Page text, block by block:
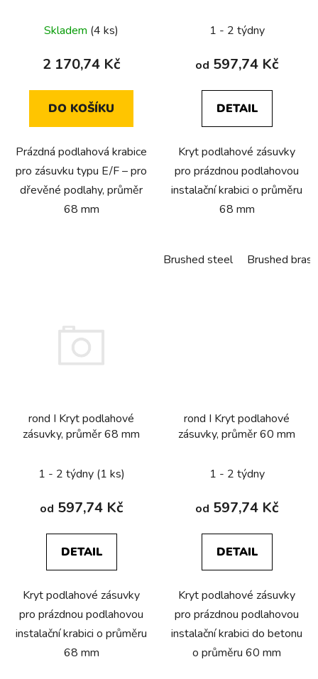
průměr 68 mm
Skladem (4 ks)
2 170,74 Kč
DO KOŠÍKU
Prázdná podlahová krabice
pro zásuvku typu E/F – pro
dřevěné podlahy, průměr
68 mm
1 - 2 týdny
od 597,74 Kč
DETAIL
Kryt podlahové zásuvky
pro prázdnou podlahovou
instalační krabici o průměru
68 mm
Brushed steel Brushed brass
rond I Kryt podlahové
zásuvky, průměr 68 mm
1 - 2 týdny (1 ks)
od 597,74 Kč
DETAIL
Kryt podlahové zásuvky
pro prázdnou podlahovou
instalační krabici o průměru
68 mm
rond I Kryt podlahové
zásuvky, průměr 60 mm
1 - 2 týdny
od 597,74 Kč
DETAIL
Kryt podlahové zásuvky
pro prázdnou podlahovou
instalační krabici do betonu
o průměru 60 mm